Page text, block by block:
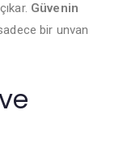
Güvenin
bir unvan